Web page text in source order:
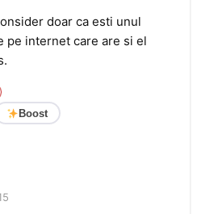
doar ca esti unul
pe internet care are si el
Boost